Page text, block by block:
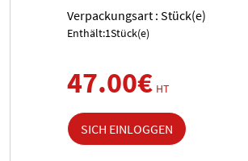
Verpackungsart : Stück(e)
Enthält:1Stück(e)
47.00€ HT
SICH EINLOGGEN